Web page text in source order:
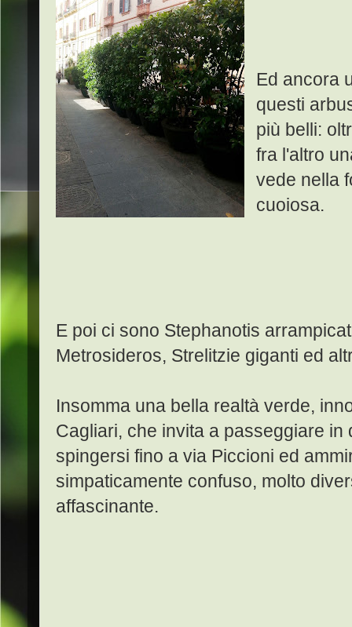
Ed ancora
questi
più belli:
fra l'altro
vede nella
cuoiosa.
E poi ci sono Stephanotis
Metrosideros, Strelitzie giganti ed
Insomma una bella realtà verde,
Cagliari, che invita a passeggiare
spingersi fino a via Piccioni ed
simpaticamente confuso, molto
affascinante.